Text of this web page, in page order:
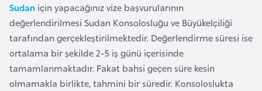
Sudan için yapacağınız vize başvurularının
değerlendirilmesi Sudan Konsolosluğu ve Büyükelçiliği
tarafından gerçekleştirilmektedir. Değerlendirme süresi ise
ortalama bir şekilde 2-5 iş günü içerisinde
tamamlanmaktadır. Fakat bahsi geçen süre kesin
olmamakla birlikte, tahmini bir süredir. Konsoloslukta
o
k
r
a
t
i